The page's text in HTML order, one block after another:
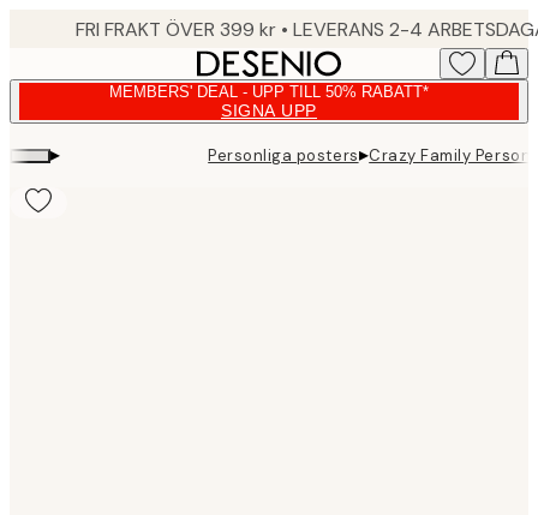
FRI FRAKT ÖVER 399 kr • LEVERANS 2-4
MEMBERS' DEAL - UPP TILL 50% RABATT*
SIGNA UPP
▸ Personliga posters▸Crazy Family